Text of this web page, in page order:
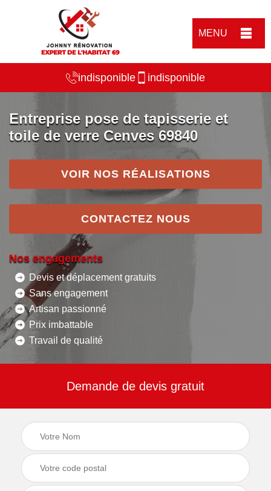
MENU
indisponible indisponible
Entreprise pose de tapisserie et
toile de verre Cenves 69840
VOIR NOS RÉALISATIONS
CONTACTEZ NOUS
Nos engagements
Devis et déplacement gratuits
Sans engagement
Artisan passionné
Prix imbattable
Travail de qualité
Demande de devis gratuit